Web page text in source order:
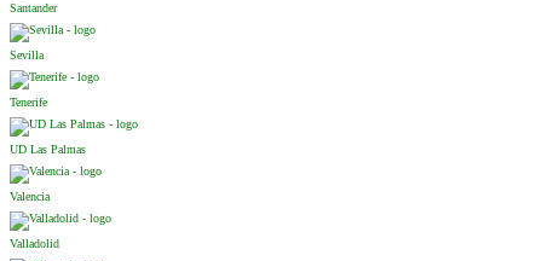
Santander
Sevilla
Tenerife
UD Las Palmas
Valencia
Valladolid